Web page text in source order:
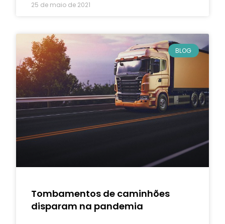
25 de maio de 2021
BLOG
Tombamentos de caminhões
disparam na pandemia